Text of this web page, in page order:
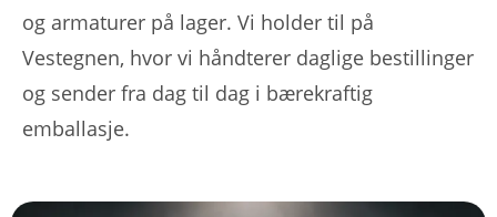
og armaturer på lager. Vi holder til på
Vestegnen, hvor vi håndterer daglige bestillinger
og sender fra dag til dag i bærekraftig
emballasje.